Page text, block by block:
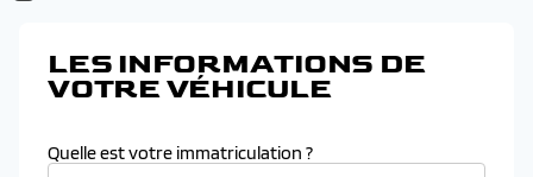
LES INFORMATIONS DE
VOTRE VÉHICULE
Quelle est votre immatriculation ?